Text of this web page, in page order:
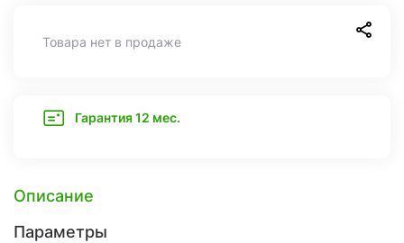
Товара нет в продаже
Гарантия 12 мес.
Описание
Параметры